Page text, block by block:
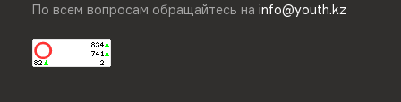
По всем вопросам обращайтесь на info@youth.kz